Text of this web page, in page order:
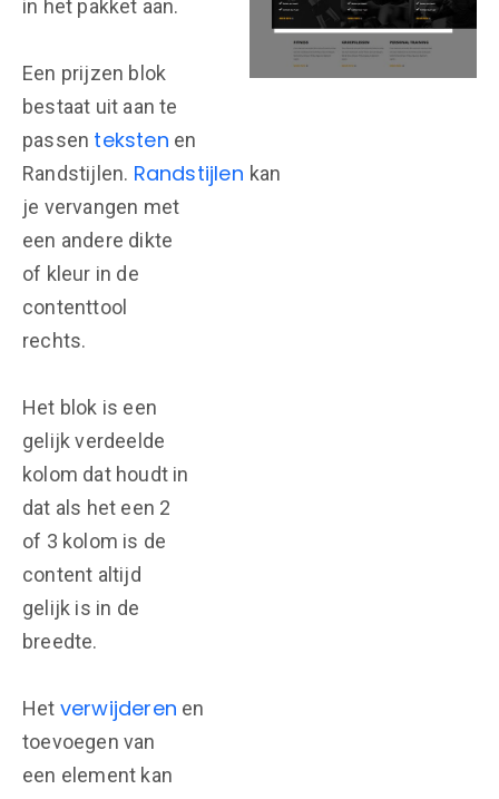
in het pakket aan.
Een prijzen blok
bestaat uit aan te
passen teksten en
Randstijlen. Randstijlen kan
je vervangen met
een andere dikte
of kleur in de
contenttool
rechts.
Het blok is een
gelijk verdeelde
kolom dat houdt in
dat als het een 2
of 3 kolom is de
content altijd
gelijk is in de
breedte.
Het verwijderen en
toevoegen van
een element kan